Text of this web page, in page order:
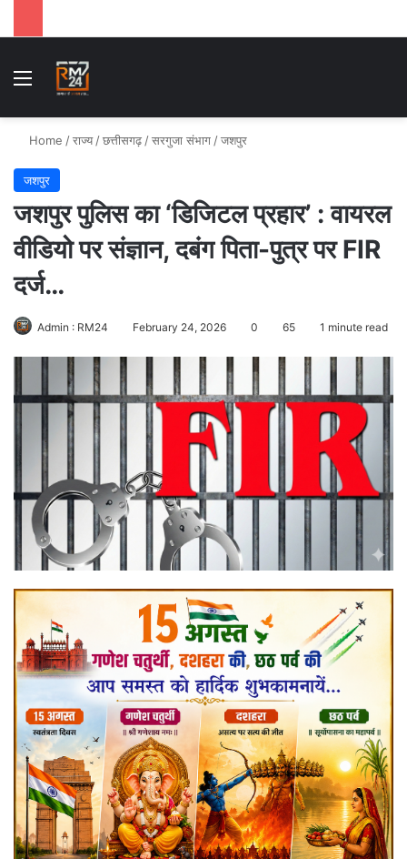
Menu
Home /राज्य /छत्तीसगढ़ /सरगुजा संभाग /जशपुर
जशपुर
जशपुर पुलिस का ‘डिजिटल प्रहार’ : वायरल
वीडियो पर संज्ञान, दबंग पिता-पुत्र पर FIR
दर्ज…
Admin : RM24 February 24, 2026 0 65 1 minute read